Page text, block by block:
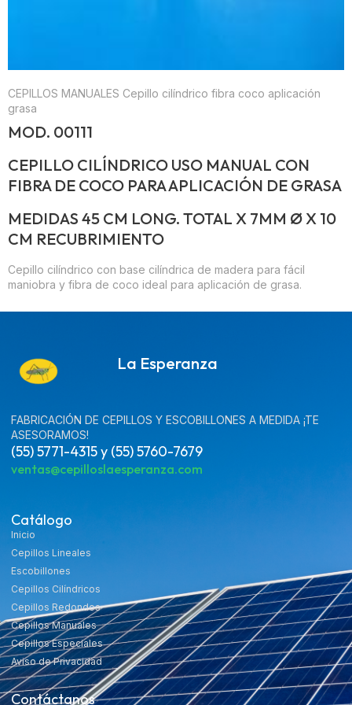
CEPILLOS MANUALES Cepillo cilíndrico fibra coco aplicación
grasa
MOD. 00111
CEPILLO CILÍNDRICO USO MANUAL CON
FIBRA DE COCO PARA APLICACIÓN DE GRASA
MEDIDAS 45 CM LONG. TOTAL X 7MM Ø X 10
CM RECUBRIMIENTO
Cepillo cilíndrico con base cilíndrica de madera para fácil
maniobra y fibra de coco ideal para aplicación de grasa.
La Esperanza
FABRICACIÓN DE CEPILLOS Y ESCOBILLONES A MEDIDA ¡TE
ASESORAMOS!
(55) 5771-4315 y (55) 5760-7679
ventas@cepilloslaesperanza.com
Catálogo
Inicio
Cepillos Lineales
Escobillones
Cepillos Cilíndricos
Cepillos Redondos
Cepillos Manuales
Cepillos Especiales
Aviso de Privacidad
Contáctanos